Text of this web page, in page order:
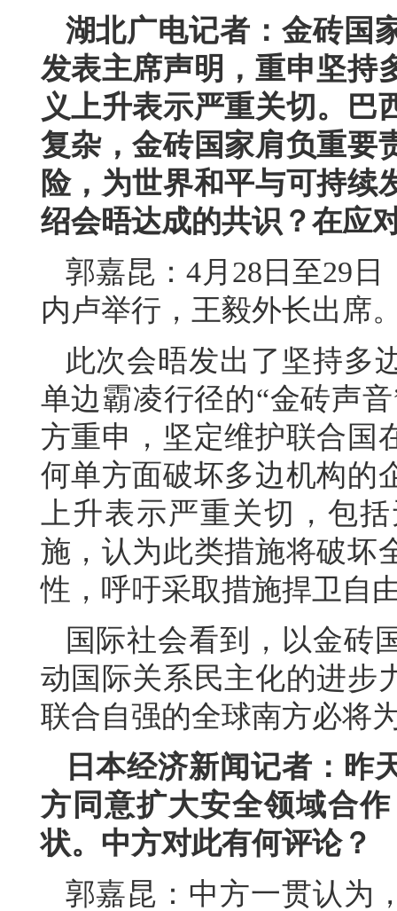
湖北广电记者：金砖国
发表主席声明，重申坚持
义上升表示严重关切。巴
复杂，金砖国家肩负重要
险，为世界和平与可持续
绍会晤达成的共识？在应
郭嘉昆：4月28日至29
内卢举行，王毅外长出席
此次会晤发出了坚持多
单边霸凌行径的“金砖声
方重申，坚定维护联合国
何单方面破坏多边机构的
上升表示严重关切，包
施，认为此类措施将破坏
性，呼吁采取措施捍卫自
国际社会看到，以金砖
动国际关系民主化的进步
联合自强的全球南方必将
日本经济新闻记者：昨
方同意扩大安全领域合
状。中方对此有何评论？
郭嘉昆：中方一贯认为